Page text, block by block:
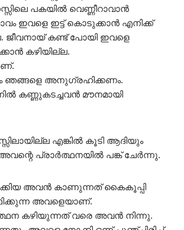
പകയിൽ വെണ്ണീറാവാൻ
ഇവളെ ഇട്ട് കൊടുക്കാൻ എനിക്ക്
ജീവനായ് കണ്ട് പോയി ഇവളെ
കഴിയില്ല.
ഞങ്ങളെ അനുഗ്രഹിക്കണം.
കണ്ണുകടച്ചവൻ മൗനമായി
എങ്കിൽ കൂടി ആദിയും
പ്രാർത്ഥനയിൽ പങ്ക് ചേർന്നു.
അവൻ കാണുന്നത് കൈകൂപ്പി
അവളെയാണ്.
കഴിയുന്നത് വരെ അവൻ നിന്നു.